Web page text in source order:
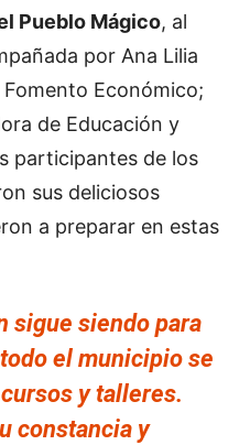
Pueblo Mágico, al
por Ana Lilia
Económico;
de Educación y
participantes de los
sus deliciosos
a preparar en estas
sigue siendo para
el municipio se
y talleres.
constancia y